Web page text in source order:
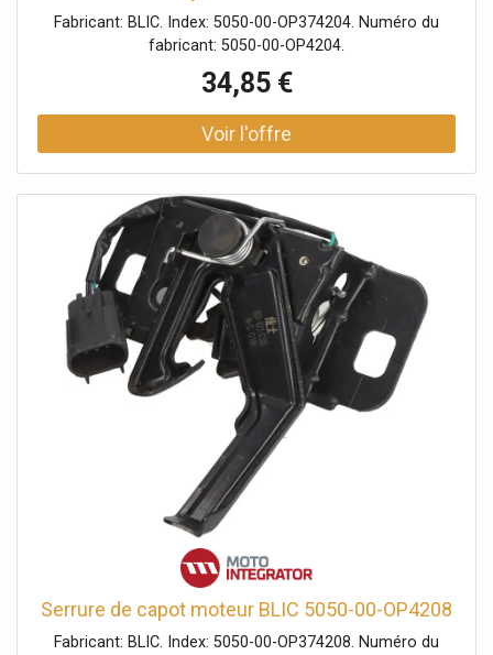
Fabricant: BLIC. Index: 5050-00-OP374204. Numéro du
fabricant: 5050-00-OP4204.
34,85 €
Serrure de capot moteur BLIC 5050-00-OP4208
Fabricant: BLIC. Index: 5050-00-OP374208. Numéro du